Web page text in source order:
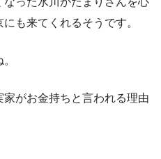
も来てくれるそうです。
がお金持ちと言われる理由